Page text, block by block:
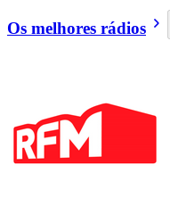
Os melhores rádios